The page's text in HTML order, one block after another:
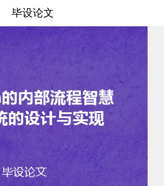
毕设论文